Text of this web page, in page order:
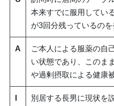
本来すでに服用してい
が3回分残っているのを
A
ご本人による服薬の自
い状態であり、このま
や過剰摂取による健康
別居する長男に現状を